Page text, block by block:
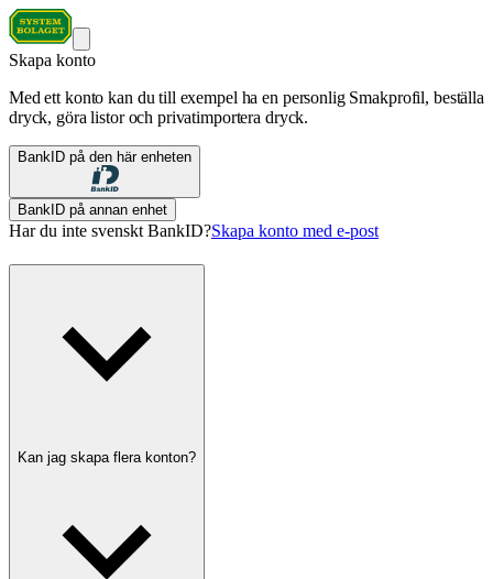
Skapa konto
Med ett konto kan du till exempel ha en personlig Smakprofil, beställa
dryck, göra listor och privatimportera dryck.
BankID på den här enheten
BankID på annan enhet
Har du inte svenskt BankID?Skapa konto med e-post
Kan jag skapa flera konton?